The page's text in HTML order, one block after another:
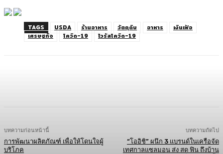
TAGS USDA ร้านอาหาร วัตถุดิบ อาหาร
เงินเฟ้อ
เศรษฐกิจ
โควิด-19 ไวรัสโควิด-19
บทความก่อนหน้านี้
การพัฒนาผลิตภัณฑ์ เพื่อให้โดนใจผู้
บริโภค
บทความถัดไป
“โออิชิ” ผนึก 3 แบรนด์ในเครือจัด
เทศกาลแซลมอน ส่ง สด ฟิน ถึงบ้าน